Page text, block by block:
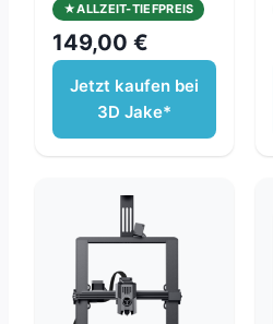
ALLZEIT-TIEFPREIS
149,00 €
Jetzt kaufen bei
3D Jake*